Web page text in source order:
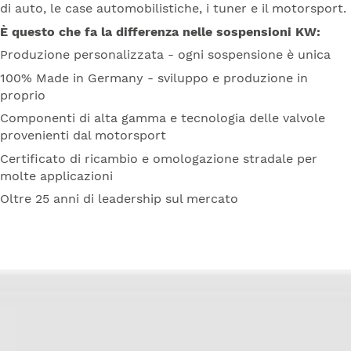
di auto, le case automobilistiche, i tuner e il motorsport.
È questo che fa la differenza nelle sospensioni KW:
Produzione personalizzata - ogni sospensione è unica
100% Made in Germany - sviluppo e produzione in
proprio
Componenti di alta gamma e tecnologia delle valvole
provenienti dal motorsport
Certificato di ricambio e omologazione stradale per
molte applicazioni
Oltre 25 anni di leadership sul mercato